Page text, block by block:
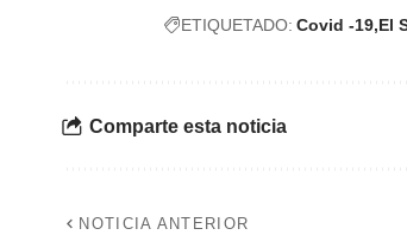
ETIQUETADO: Covid -19 El
Comparte esta noticia
NOTICIA ANTERIOR